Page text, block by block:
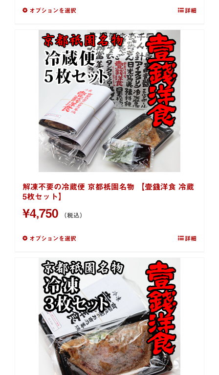
オプションを選択 詳細
解凍不要の冷蔵便 京都祇園名物 【壹錢洋食 冷蔵
5枚セット】
¥4,750 （税込）
オプションを選択 詳細